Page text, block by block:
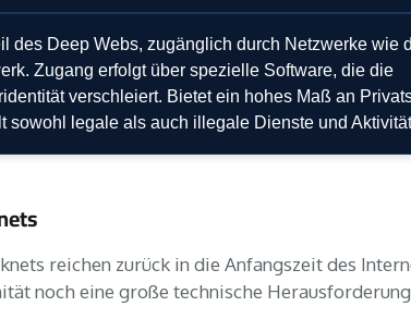
des Deep Webs, zugänglich durch Netzwerke wie
Zugang erfolgt über spezielle Software, die die
verschleiert. Bietet ein hohes Maß an
sowohl legale als auch illegale Dienste und
reichen zurück in die Anfangszeit des
noch eine große technische Herausforderung